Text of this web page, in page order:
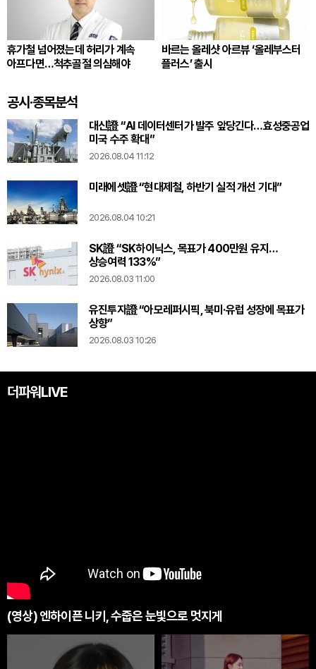
휴가철 넘어졌는데 허리가 계속
아프다면…척추골절 의심해야
바르는 올레샷 아르뷰 ‘올레부스터
플러스’ 출시
공시·종목분석
대신證 “AI 데이터센터가 발주 앞당긴다…효성중공업
미국 수주 확대”
2026.08.04 11:12
미래에셋證 “현대제철, 하반기 실적 개선 기대”
2026.08.04 10:21
SK證 “SK하이닉스, 목표가 400만원 유지…
상승여력 133%”
2026.08.03 11:00
유진투자證 “아모레퍼시픽, 북미·유럽 성장에 목표가
상향”
2026.08.03 10:26
더파워LIVE
(영상) 엔하이픈 니키, 수줍은 눈빛으로 멋지게